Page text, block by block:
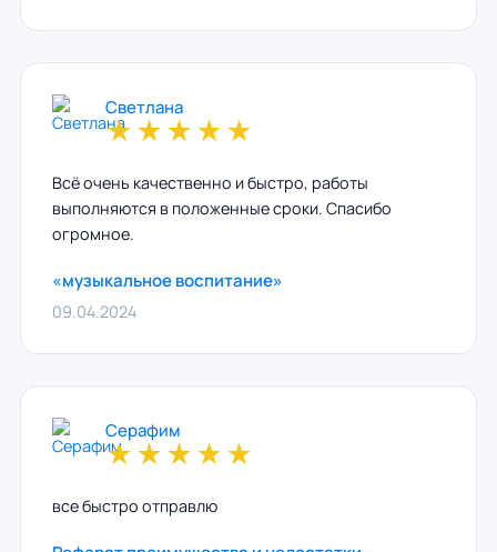
Светлана
★★★★★
Всё очень качественно и быстро, работы
выполняются в положенные сроки. Спасибо
огромное.
«музыкальное воспитание»
09.04.2024
Серафим
★★★★★
все быстро отправлю